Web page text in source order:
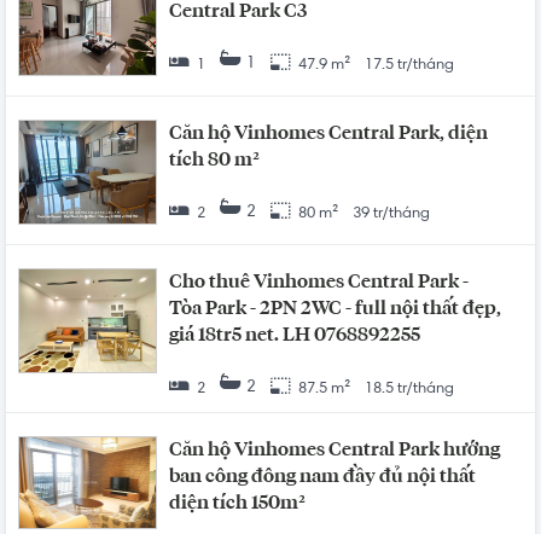
Central Park C3
1 47.9 m² 17.5 tr/tháng
Căn hộ Vinhomes Central Park, diện
tích 80 m²
2 2 80 m² 39 tr/tháng
Cho thuê Vinhomes Central Park -
Tòa Park - 2PN 2WC - full nội thất đẹp,
giá 18tr5 net. LH 0768892255
2 2 87.5 m² 18.5 tr/tháng
Căn hộ Vinhomes Central Park hướng
ban công đông nam đầy đủ nội thất
diện tích 150m²